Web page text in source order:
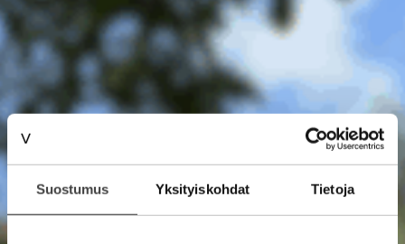
Suostumus Yksityiskohdat Tietoja